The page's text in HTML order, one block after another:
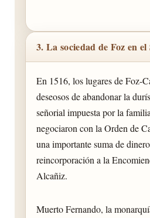
3. La sociedad de Foz en
En 1516, los lugares de Foz-
deseosos de abandonar la
señorial impuesta por la
negociaron con la Orden de
una importante suma de
reincorporación a la
Alcañiz.
Muerto Fernando, la